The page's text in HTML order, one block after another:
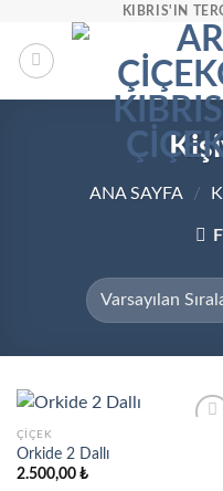
KIBRIS'IN
ANA SAYFA /
ÇIÇEK
Orkide 2 Dallı
2.500,00 ₺